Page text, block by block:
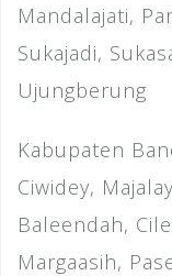
Mandalajati,
Sukajadi,
Ujungberung
Kabupaten
Ciwidey,
Baleendah,
Margaasih,